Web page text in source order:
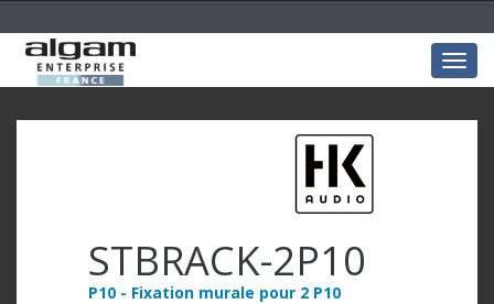
STBRACK-2P10
P10 - Fixation murale pour 2 P10